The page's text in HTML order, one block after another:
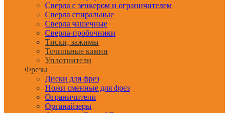
Сверла с зенкером и ограничителем
Сверла спиральные
Сверла чашечные
Сверла-пробочники
Тиски, зажимы
Точильные камни
Уплотнители
Фрезы
Диски для фрез
Ножи сменные для фрез
Ограничители
Органайзеры